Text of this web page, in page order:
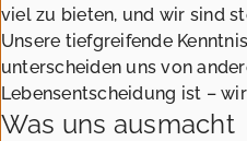
viel zu bieten, und wir sind
Unsere tiefgreifende
unterscheiden uns von
Lebensentscheidung ist –
Was uns ausmacht